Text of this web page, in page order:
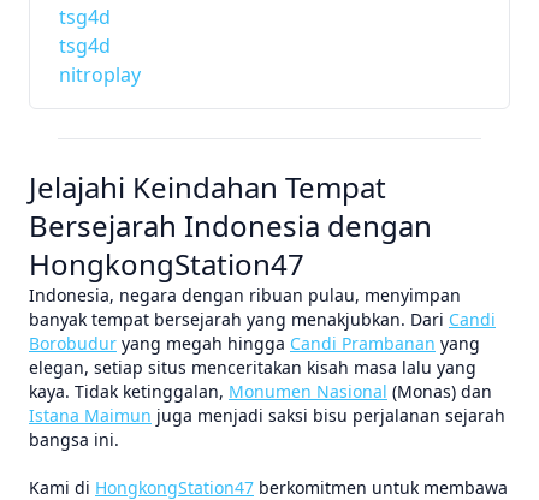
tsg4d
tsg4d
nitroplay
Jelajahi Keindahan Tempat
Bersejarah Indonesia dengan
HongkongStation47
Indonesia, negara dengan ribuan pulau, menyimpan
banyak tempat bersejarah yang menakjubkan. Dari Candi
Borobudur yang megah hingga Candi Prambanan yang
elegan, setiap situs menceritakan kisah masa lalu yang
kaya. Tidak ketinggalan, Monumen Nasional (Monas) dan
Istana Maimun juga menjadi saksi bisu perjalanan sejarah
bangsa ini.
Kami di HongkongStation47 berkomitmen untuk membawa